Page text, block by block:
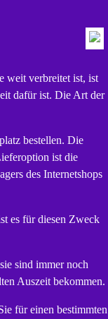
weit verbreitet ist, ist
dafür ist. Die Art der
bestellen. Die
ist die
des Internetshops
es für diesen Zweck
sind immer noch
Auszeit bekommen.
für einen bestimmten